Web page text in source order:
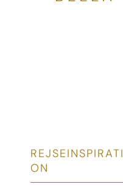
REJSEINSPIRATI
ON